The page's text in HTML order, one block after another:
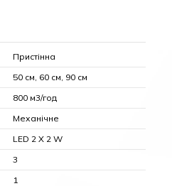
Пристінна
50 см, 60 см, 90 см
800 м3/год
Механічне
LED 2 Х 2 W
3
1